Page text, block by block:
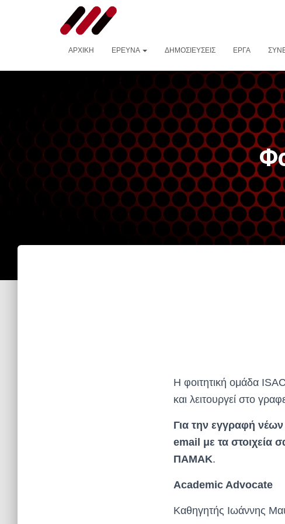
ΑΡΧΙΚΉ ΈΡΕΥΝΑ ΔΗΜΟΣΙΕΎΣΕΙΣ ΈΡΓΑ
Η φοιτητική ομάδα
και λειτουργεί στο
Για την εγγραφή
email με τα στοιχεία
ΠΑΜΑΚ.
Academic Advocate
Καθηγητής Ιωάννης